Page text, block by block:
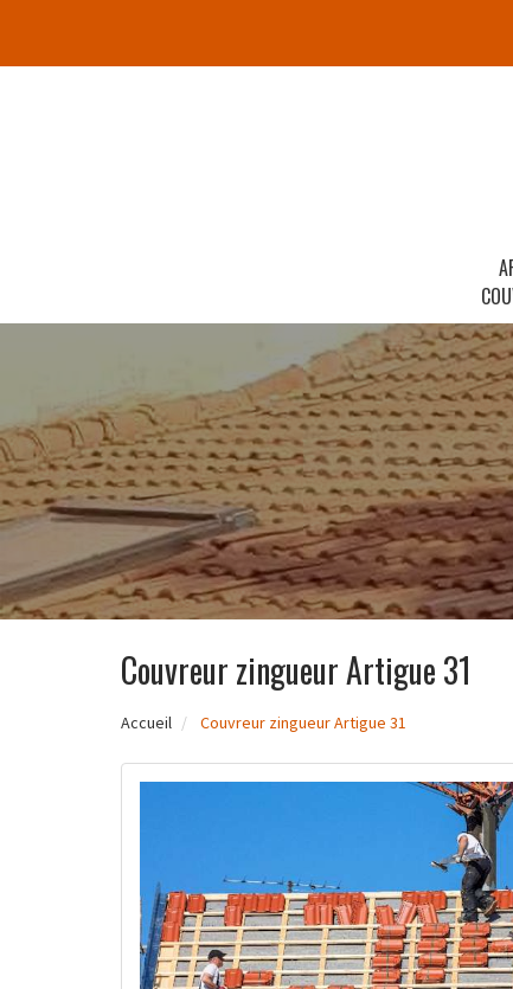
Couvreur zingueur Artigue 31
Accueil Couvreur zingueur Artigue 31